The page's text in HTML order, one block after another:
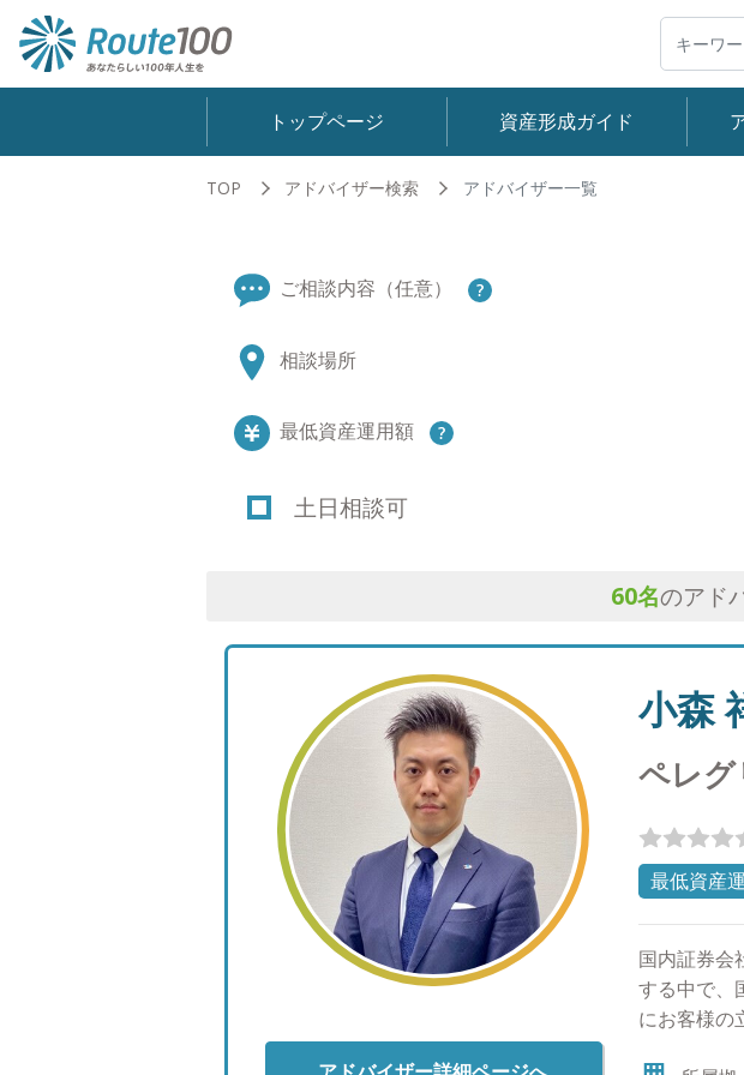
トップページ 資産形成ガイド
TOP アドバイザー検索 アドバイザー一覧
ご相談内容（任意）
相談場所
最低資産運用額
土日相談可
60名のアド
小森
ペレグ
最低資産
国内証券会
する中で、
にお客様の